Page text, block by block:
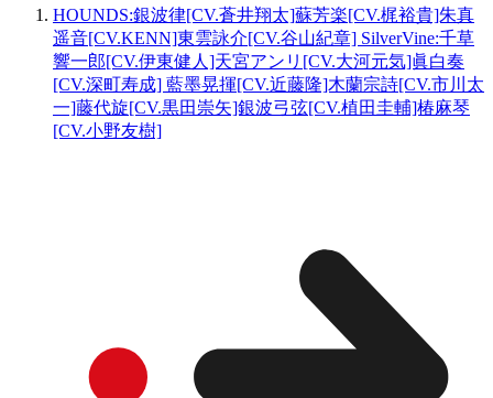
HOUNDS:銀波律[CV.蒼井翔太]蘇芳楽[CV.梶裕貴]朱真
遥音[CV.KENN]東雲詠介[CV.谷山紀章] SilverVine:千草
響一郎[CV.伊東健人]天宮アンリ[CV.大河元気]眞白奏
[CV.深町寿成] 藍墨晃揮[CV.近藤隆]木蘭宗詩[CV.市川太
一]藤代旋[CV.黒田崇矢]銀波弓弦[CV.植田圭輔]椿麻琴
[CV.小野友樹]